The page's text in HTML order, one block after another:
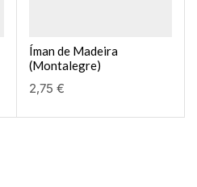
Íman de Madeira
(Montalegre)
2,75 €